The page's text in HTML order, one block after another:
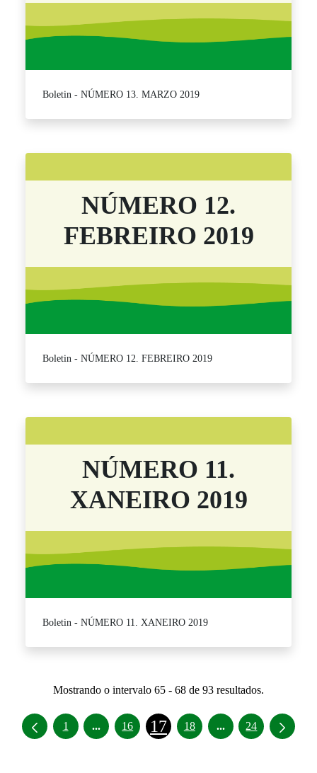
Boletin - NÚMERO 13. MARZO 2019
NÚMERO 12.
FEBREIRO 2019
Boletin - NÚMERO 12. FEBREIRO 2019
NÚMERO 11.
XANEIRO 2019
Boletin - NÚMERO 11. XANEIRO 2019
Mostrando o intervalo 65 - 68 de 93 resultados.
1 ... Intermediate Pages Use TAB to navigate.
16 17 18 ...Intermediate
24